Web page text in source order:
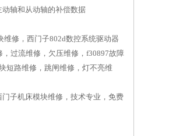
轴和从动轴的补偿数据
修，西门子802d数控系统驱动器
过流维修，欠压维修，f30897故障
短路维修，跳闸维修，灯不亮维
子机床模块维修，技术专业，免费